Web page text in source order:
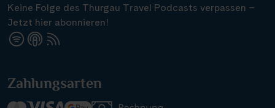
Keine Folge des Thurgau Travel Podcasts verpassen –
Jetzt hier abonnieren!
Zahlungsarten
Suchen & Buchen
Reisezeitraum